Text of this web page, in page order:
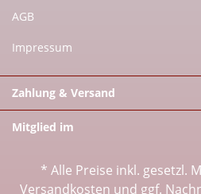
AGB
Impressum
Zahlung & Versand
Mitglied im
* Alle Preise inkl. gesetzl.
Versandkosten und ggf.